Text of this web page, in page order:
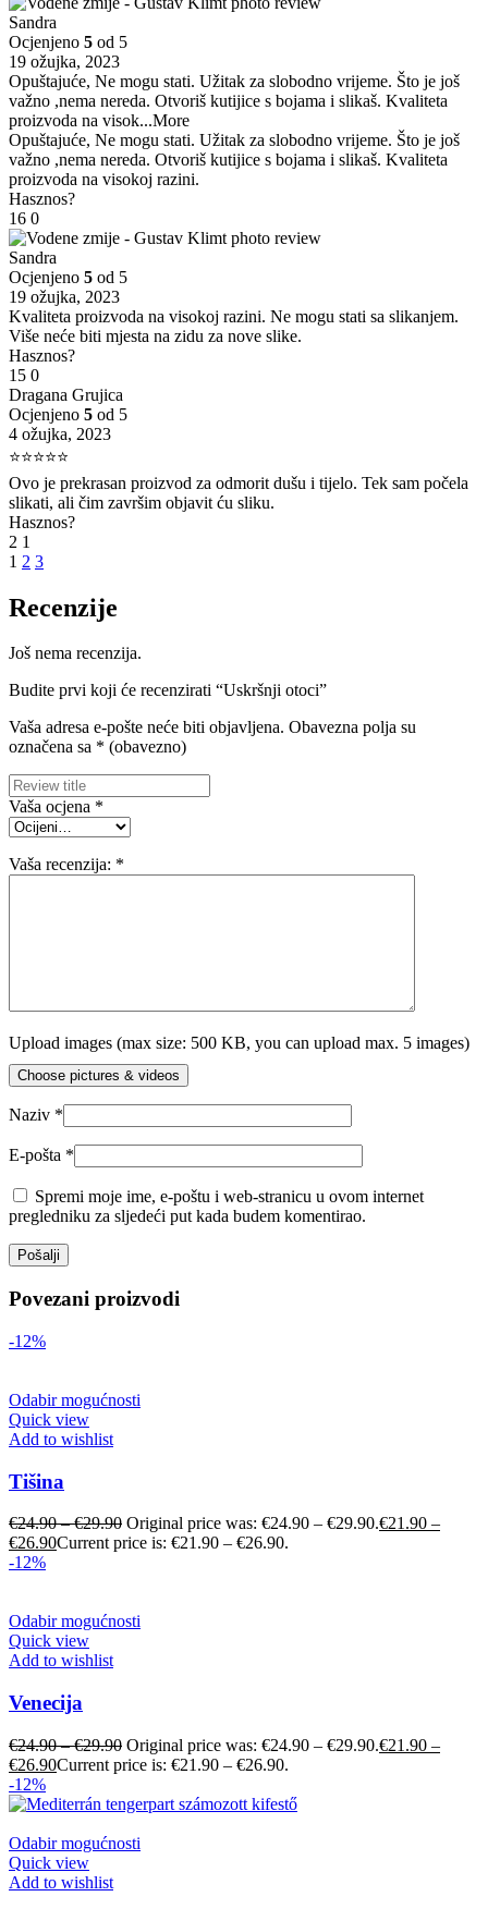
Sandra
Ocjenjeno 5 od 5
19 ožujka, 2023
Opuštajuće, Ne mogu stati. Užitak za slobodno vrijeme. Što je još
važno ,nema nereda. Otvoriš kutijice s bojama i slikaš. Kvaliteta
proizvoda na visok...More
Opuštajuće, Ne mogu stati. Užitak za slobodno vrijeme. Što je još
važno ,nema nereda. Otvoriš kutijice s bojama i slikaš. Kvaliteta
proizvoda na visokoj razini.
Hasznos?
16 0
Sandra
Ocjenjeno 5 od 5
19 ožujka, 2023
Kvaliteta proizvoda na visokoj razini. Ne mogu stati sa slikanjem.
Više neće biti mjesta na zidu za nove slike.
Hasznos?
15 0
Dragana Grujica
Ocjenjeno 5 od 5
4 ožujka, 2023
⭐⭐⭐⭐⭐
Ovo je prekrasan proizvod za odmorit dušu i tijelo. Tek sam počela
slikati, ali čim završim objavit ću sliku.
Hasznos?
2 1
1 2 3
Recenzije
Još nema recenzija.
Budite prvi koji će recenzirati “Uskršnji otoci”
Vaša adresa e-pošte neće biti objavljena. Obavezna polja su
označena sa * (obavezno)
Vaša ocjena *
Vaša recenzija: *
Upload images (max size: 500 KB, you can upload max. 5 images)
Choose pictures & videos
Naziv *
E-pošta *
Spremi moje ime, e-poštu i web-stranicu u ovom internet
pregledniku za sljedeći put kada budem komentirao.
Povezani proizvodi
-12%
Odabir mogućnosti
Quick view
Add to wishlist
Tišina
€24.90–€29.90 Original price was: €24.90 – €29.90.€21.90 –
€26.90Current price is: €21.90 – €26.90.
-12%
Odabir mogućnosti
Quick view
Add to wishlist
Venecija
€24.90–€29.90 Original price was: €24.90 – €29.90.€21.90 –
€26.90Current price is: €21.90 – €26.90.
-12%
Odabir mogućnosti
Quick view
Add to wishlist